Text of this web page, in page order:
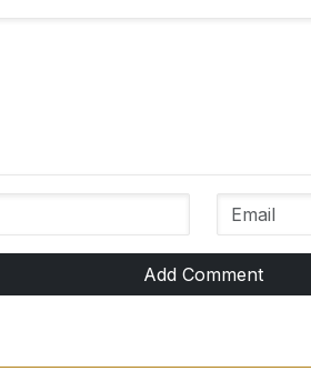
Add Comment